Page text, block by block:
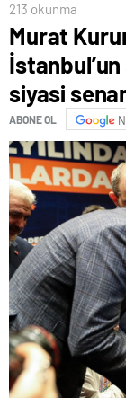
213 okunma
Murat
siyasi
ABONE OL